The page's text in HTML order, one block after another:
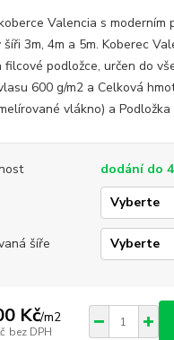
Valencia s moderním
3m, 4m a 5m. Koberec
filcové podložce, určen do
600 g/m2 a Celková
vlákno) a Podložka
dodání do
šíře
Kč/m2
bez DPH